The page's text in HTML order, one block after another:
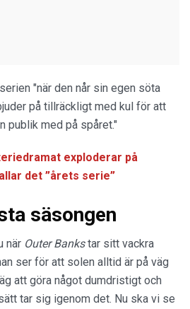
"när den når sin egen söta
på tillräckligt med kul för att
publik med på spåret."
exploderar på
det ”årets serie”
säsongen
när Outer Bankstar sitt vackra
ser för att solen alltid är på väg
att göra något dumdristigt och
tar sig igenom det. Nu ska vi se